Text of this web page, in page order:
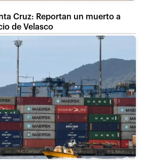
Cruz: Reportan un muerto a
de Velasco